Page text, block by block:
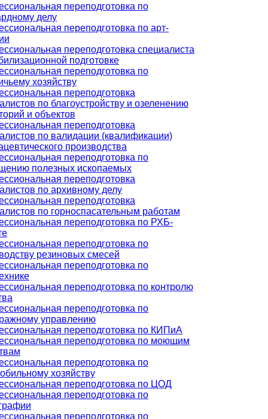
переподготовка по
делу
переподготовка по арт-
переподготовка специалиста
подготовке
переподготовка по
хозяйству
переподготовка
по благоустройству и озеленению
и объектов
переподготовка
по валидации (квалификации)
производства
переподготовка по
полезных ископаемых
переподготовка
по архивному делу
переподготовка
по горноспасательным работам
переподготовка по РХБ-
переподготовка по
резиновых смесей
переподготовка по
переподготовка по контролю
переподготовка по
управлению
переподготовка по КИПиА
переподготовка по моющим
переподготовка по
хозяйству
переподготовка по ЦОД
переподготовка по
переподготовка по